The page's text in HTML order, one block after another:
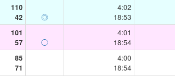
110
42
◎
4:02
18:53
101
57
◯
4:01
18:54
85
71
4:00
18:54